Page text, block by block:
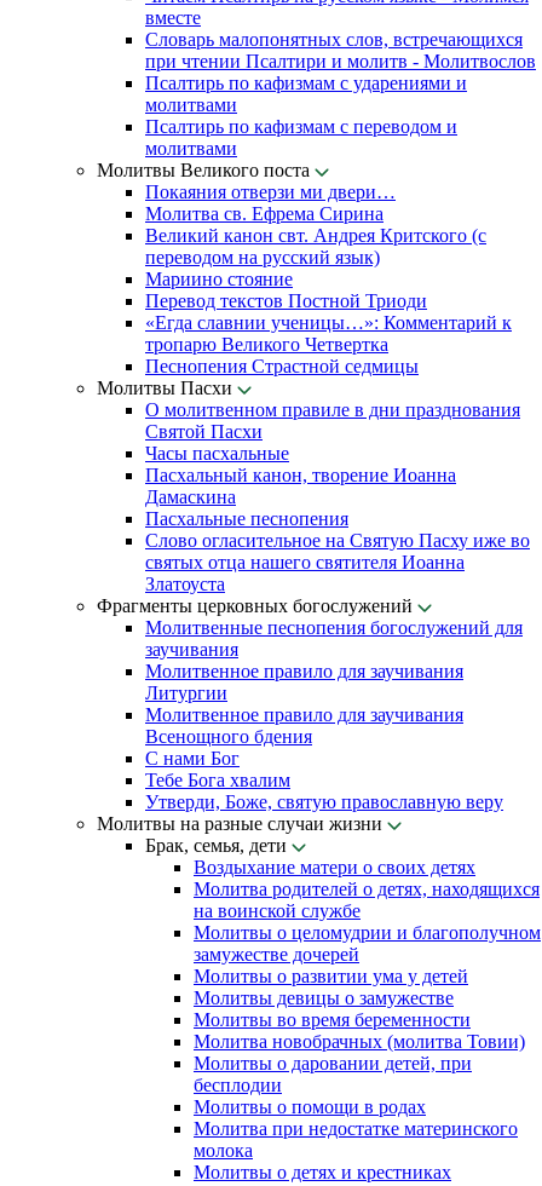
вместе
Словарь малопонятных слов, встречающихся
при чтении Псалтири и молитв - Молитвослов
Псалтирь по кафизмам с ударениями и
молитвами
Псалтирь по кафизмам с переводом и
молитвами
Молитвы Великого поста
Покаяния отверзи ми двери…
Молитва св. Ефрема Сирина
Великий канон свт. Андрея Критского (с
переводом на русский язык)
Мариино стояние
Перевод текстов Постной Триоди
«Егда славнии ученицы…»: Комментарий к
тропарю Великого Четвертка
Песнопения Страстной седмицы
Молитвы Пасхи
О молитвенном правиле в дни празднования
Святой Пасхи
Часы пасхальные
Пасхальный канон, творение Иоанна
Дамаскина
Пасхальные песнопения
Слово огласительное на Святую Пасху иже во
святых отца нашего святителя Иоанна
Златоуста
Фрагменты церковных богослужений
Молитвенные песнопения богослужений для
заучивания
Молитвенное правило для заучивания
Литургии
Молитвенное правило для заучивания
Всенощного бдения
С нами Бог
Тебе Бога хвалим
Утверди, Боже, святую православную веру
Молитвы на разные случаи жизни
Брак, семья, дети
Воздыхание матери о своих детях
Молитва родителей о детях, находящихся
на воинской службе
Молитвы о целомудрии и благополучном
замужестве дочерей
Молитвы о развитии ума у детей
Молитвы девицы о замужестве
Молитвы во время беременности
Молитва новобрачных (молитва Товии)
Молитвы о даровании детей, при
бесплодии
Молитвы о помощи в родах
Молитва при недостатке материнского
молока
Молитвы о детях и крестниках